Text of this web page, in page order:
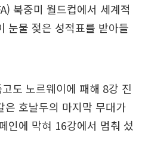
북중미 월드컵에서 세계적
눈물 젖은 성적표를 받아들
도 노르웨이에 패해 8강 진
은 호날두의 마지막 무대가
인에 막혀 16강에서 멈춰 섰